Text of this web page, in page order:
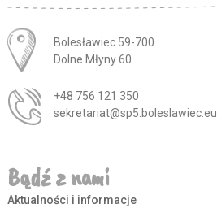
Adres pocztowy:
Bolesławiec 59-700
Dolne Młyny 60
+48 756 121 350
sekretariat@sp5.boleslawiec.eu
Bądź z nami
Aktualności i informacje